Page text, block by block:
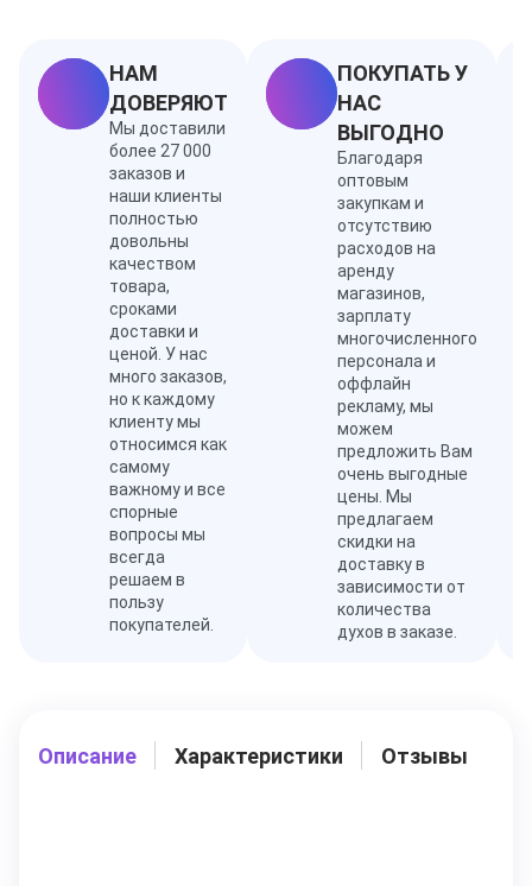
НАМ
ДОВЕРЯЮТ
Мы доставили
более 27 000
заказов и
наши клиенты
полностью
довольны
качеством
товара,
сроками
доставки и
ценой. У нас
много заказов,
но к каждому
клиенту мы
относимся как
самому
важному и все
спорные
вопросы мы
всегда
решаем в
пользу
покупателей.
ПОКУПАТЬ У
НАС
ВЫГОДНО
Благодаря
оптовым
закупкам и
отсутствию
расходов на
аренду
магазинов,
зарплату
многочисленного
персонала и
оффлайн
рекламу, мы
можем
предложить Вам
очень выгодные
цены. Мы
предлагаем
скидки на
доставку в
зависимости от
количества
духов в заказе.
Описание Характеристики Отзывы